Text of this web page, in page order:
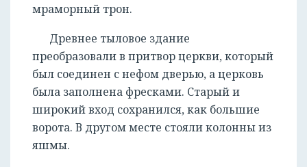
мраморный трон.
Древнее тыловое здание
преобразовали в притвор церкви, который
был соединен с нефом дверью, а церковь
была заполнена фресками. Старый и
широкий вход сохранился, как большие
ворота. В другом месте стояли колонны из
яшмы.
РЕГИСТРАЦИЯ